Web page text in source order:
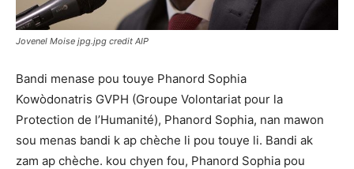
Jovenel Moise jpg.jpg credit AIP
Bandi menase pou touye Phanord Sophia
Kowòdonatris GVPH (Groupe Volontariat pour la
Protection de l’Humanité), Phanord Sophia, nan mawon
sou menas bandi k ap chèche li pou touye li. Bandi ak
zam ap chèche. kou chyen fou, Phanord Sophia pou